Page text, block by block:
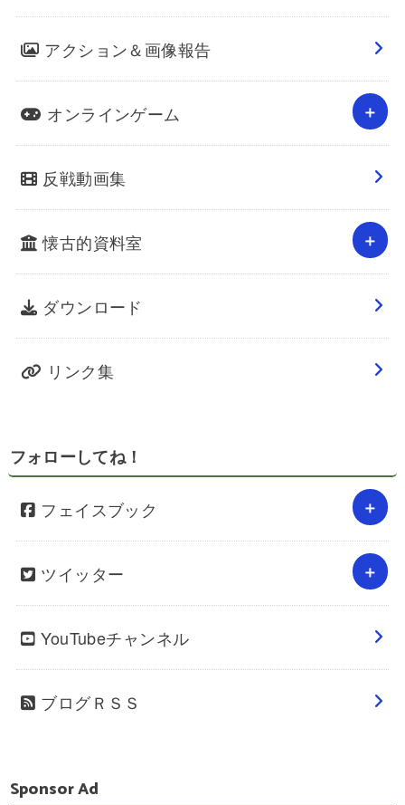
アクション＆画像報告
オンラインゲーム
反戦動画集
懐古的資料室
ダウンロード
リンク集
フォローしてね！
フェイスブック
ツイッター
YouTubeチャンネル
ブログＲＳＳ
Sponsor Ad